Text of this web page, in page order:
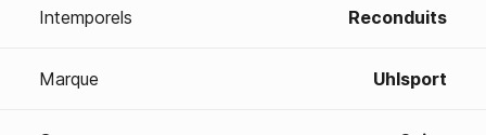
Intemporels Reconduits
Marque Uhlsport